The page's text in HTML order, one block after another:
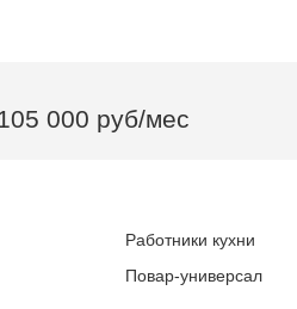
000 руб/мес
Работники кухни
Повар-универсал